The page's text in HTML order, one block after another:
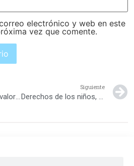
electrónico y web en este
vez que comente.
¿Cómo enseñar el valor de la gratitud?
Siguiente
Derechos de los niños, niñas y adolescentes